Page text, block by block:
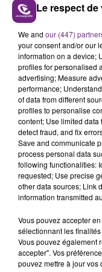
VENEZ FÊTER
Ce samedi 8
l'anniversaire du
Une fête est
conviés !
TITRES
5h56
5h56
ORELSAN
La Quete
Le respect
We and our (447)
your consent and/or our
information on a device;
profiles for personalised
advertising; Measure
performance;
of data from different
profiles to personalise
content; Use limited data
detect fraud, and fix
Save and communicate
process personal data
following functionalities:
requested; Use precise
other data sources; Link
information transmitted
Vous pouvez accepter
sélectionnant les
Vous pouvez également
accepter". Vos
pouvez mettre à jour vos